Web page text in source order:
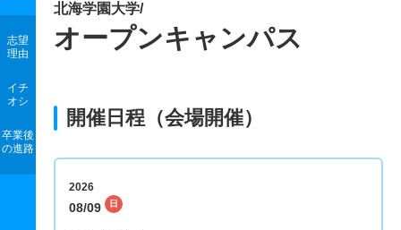
志望
理由
イチ
オシ
卒業後
の進路
北海学園大学/
オープンキャンパス
開催日程（会場開催）
2026
08/09 日